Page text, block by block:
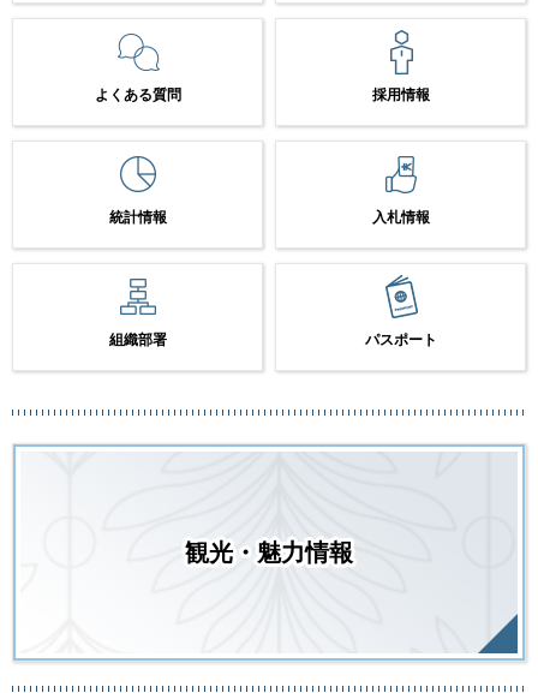
よくある質問 採用情報
統計情報 入札情報
組織部署 パスポート
観光・魅力情報